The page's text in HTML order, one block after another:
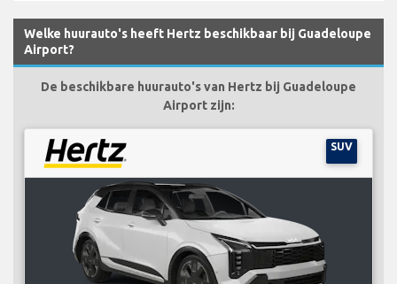
Welke huurauto's heeft Hertz beschikbaar bij Guadeloupe
Airport?
De beschikbare huurauto's van Hertz bij Guadeloupe
Airport zijn:
SUV